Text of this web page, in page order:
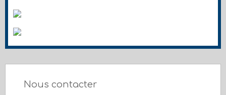
Nous contacter